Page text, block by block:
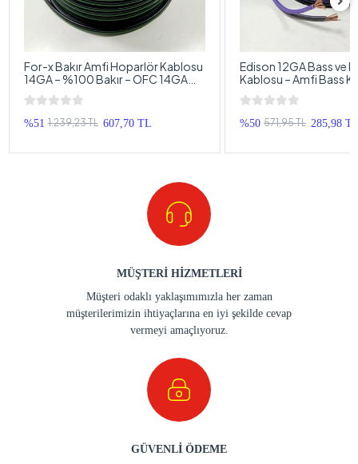
For-x Bakır Amfi Hoparlör Kablosu
14GA – %100 Bakır – OFC 14GA
Anfi Bass Kablosu – 5 Metre
%51 1.239,23 TL 607,70 TL
Edison 12GA Bass ve
Kablosu – Amfi Bass
– 5 Metre
%50 571,95 TL 285,98
MÜŞTERİ HİZMETLERİ
Müşteri odaklı yaklaşımımızla her zaman
müşterilerimizin ihtiyaçlarına en iyi şekilde cevap
vermeyi amaçlıyoruz.
GÜVENLİ ÖDEME